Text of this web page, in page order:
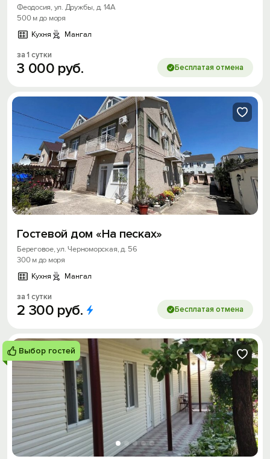
Феодосия, ул. Дружбы, д. 14А
500 м до моря
Кухня
Мангал
за 1 сутки
3 000 руб. Бесплатая отмена
Гостевой дом «На песках»
Береговое, ул. Черноморская, д. 56
300 м до моря
Кухня
Мангал
за 1 сутки
2 300 руб. Бесплатая отмена
Выбор гостей